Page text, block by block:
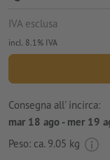
IVA esclusa
incl. 8.1% IVA
Consegna all' incirca:
mar 18 ago - mer 19
Peso: ca. 9.05 kg